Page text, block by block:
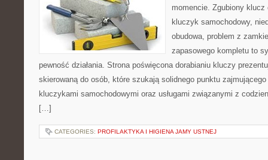
momencie. Zgubiony
kluczyk samochodowy,
obudowa, problem z
zapasowego kompletu to
pewność działania. Strona poświęcona dorabianiu kluczy
skierowaną do osób, które szukają solidnego punktu
kluczykami samochodowymi oraz usługami związanymi z
[…]
CATEGORIES: PROFILAKTYKA I HIGIENA JAMY USTNEJ